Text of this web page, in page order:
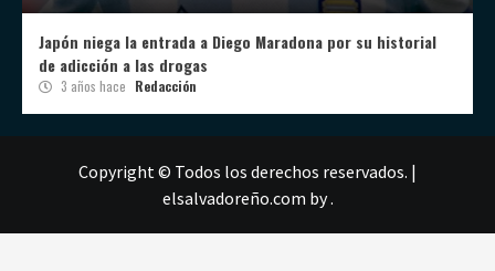
Japón niega la entrada a Diego Maradona por su historial
de adicción a las drogas
3 años hace Redacción
Copyright © Todos los derechos reservados. |
elsalvadoreño.com by .